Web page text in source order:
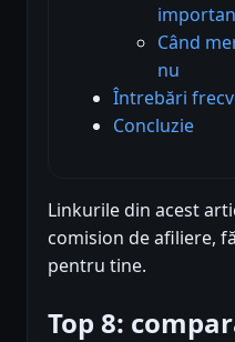
Când
nu
Întrebări
Concluzie
Linkurile din acest
comision de afiliere,
pentru tine.
Top 8: